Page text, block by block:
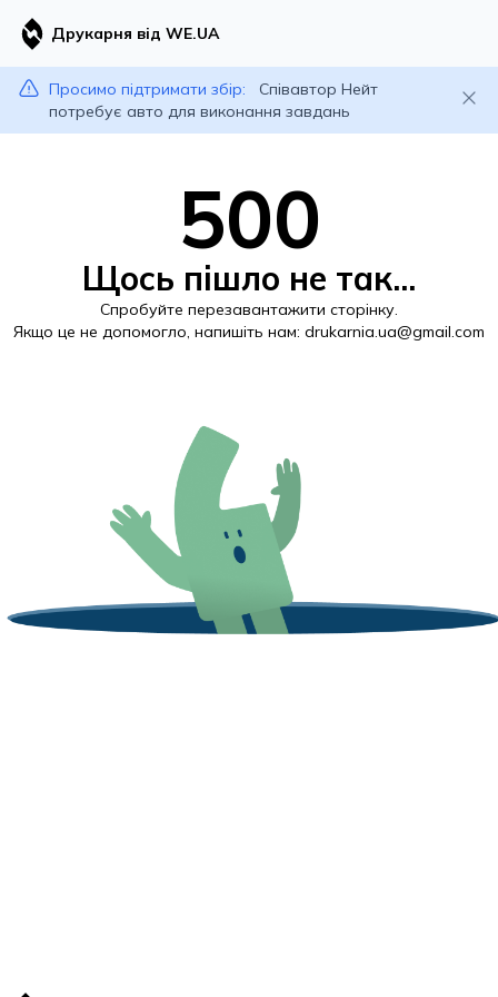
Друкарня від WE.UA
Просимо підтримати збір:
Співавтор Нейт
потребує авто для виконання завдань
500
Щось пішло не так...
Спробуйте перезавантажити сторінку.
Якщо це не допомогло, напишіть нам: drukarnia.ua@gmail.com